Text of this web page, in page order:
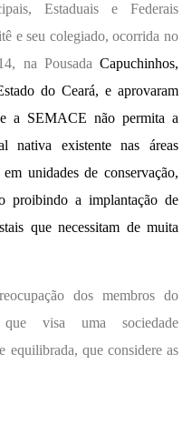
Estaduais e Federais
eseu colegiado, ocorrida no
na Pousada Capuchinhos,
do Ceará, e aprovaram
a SEMACE não permita a
nativa existente nas áreas
unidades de conservação,
proibindo a implantação de
que necessitam de muita
dos membros do
visa uma sociedade
equilibrada, que considere as